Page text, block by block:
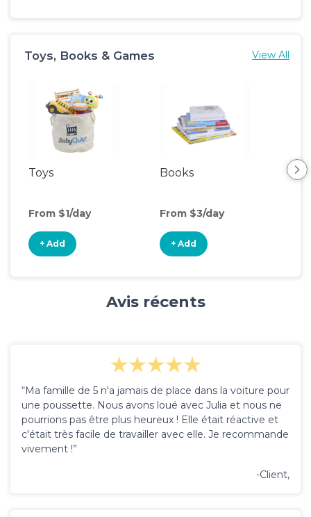
Toys, Books & Games View All
Toys
From $1/day
+ Add
Books
From $3/day
+ Add
Avis récents
“Ma famille de 5 n'a jamais de place dans la voiture pour
une poussette. Nous avons loué avec Julia et nous ne
pourrions pas être plus heureux ! Elle était réactive et
c'était très facile de travailler avec elle. Je recommande
vivement !”
-Client,